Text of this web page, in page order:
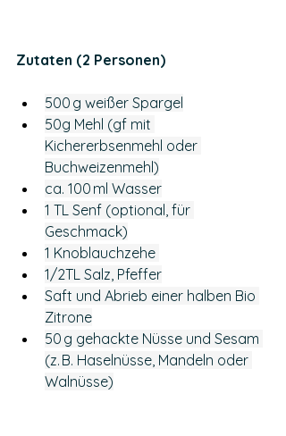
Zutaten (2 Personen)
500 g weißer Spargel
50g Mehl (gf mit
Kichererbsenmehl oder
Buchweizenmehl)
ca. 100 ml Wasser
1 TL Senf (optional, für
Geschmack)
1 Knoblauchzehe
1/2TL Salz, Pfeffer
Saft und Abrieb einer halben Bio
Zitrone
50 g gehackte Nüsse und Sesam
(z. B. Haselnüsse, Mandeln oder
Walnüsse)